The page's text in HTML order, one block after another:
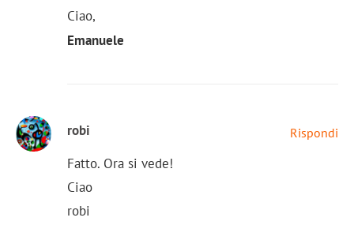
Ciao,
Emanuele
robi Rispondi
Fatto. Ora si vede!
Ciao
robi